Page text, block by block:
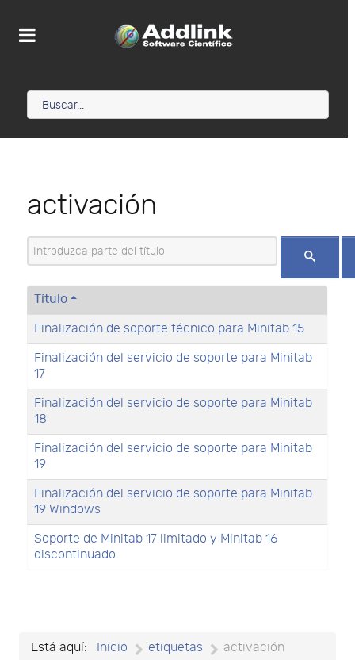
activación
Introduzca parte del título
Título
Finalización de soporte técnico para Minitab 15
Finalización del servicio de soporte para Minitab
17
Finalización del servicio de soporte para Minitab
18
Finalización del servicio de soporte para Minitab
19
Finalización del servicio de soporte para Minitab
19 Windows
Soporte de Minitab 17 limitado y Minitab 16
discontinuado
Está aquí: Inicio etiquetas activación